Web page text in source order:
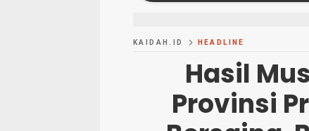
KAIDAH.ID HEADLINE
Hasil
Provinsi